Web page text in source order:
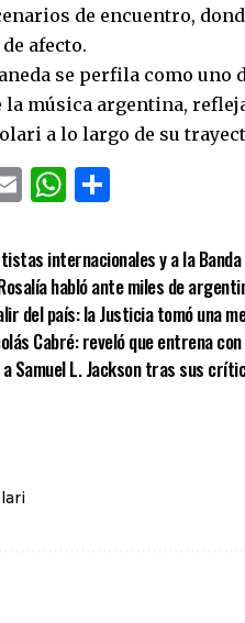
de encuentro,
afecto.
se perfila como
música argentina,
a lo largo de su
EmailWhatsApp
internacionales y a la
habló ante miles de
del país: la Justicia tomó una
Cabré: reveló que entrena
Samuel L. Jackson tras sus